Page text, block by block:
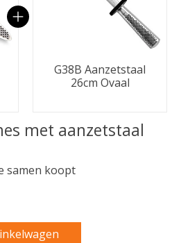
G38B Aanzetstaal
26cm Ovaal
met aanzetstaal
samen koopt